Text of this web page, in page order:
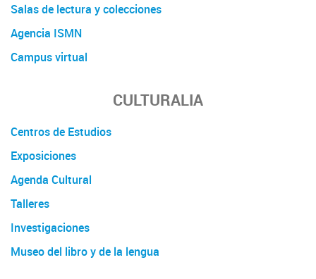
Salas de lectura y colecciones
Agencia ISMN
Campus virtual
CULTURALIA
Centros de Estudios
Exposiciones
Agenda Cultural
Talleres
Investigaciones
Museo del libro y de la lengua